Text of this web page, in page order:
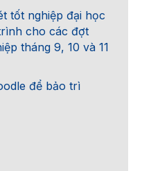
tốt nghiệp đại học
cho các đợt
tháng 9, 10 và 11
để bảo trì